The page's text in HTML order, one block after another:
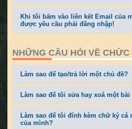
Khi tôi bấm vào liên kết Email của
được yêu cầu phải đăng nhập!
NHỮNG CÂU HỎI VỀ
Làm sao để tạo/trả lời một chủ đề?
Làm sao để tôi sửa hay xoá một bài
Làm sao để tôi đính kèm chữ ký cá
của mình?